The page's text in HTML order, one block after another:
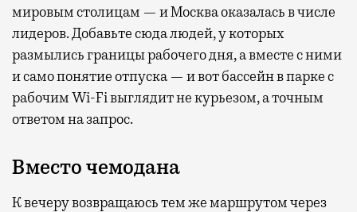
мировым столицам — и Москва оказалась в числе
лидеров. Добавьте сюда людей, у которых
размылись границы рабочего дня, а вместе с ними
и само понятие отпуска — и вот бассейн в парке с
рабочим Wi-Fi выглядит не курьезом, а точным
ответом на запрос.
Вместо чемодана
К вечеру возвращаюсь тем же маршрутом через